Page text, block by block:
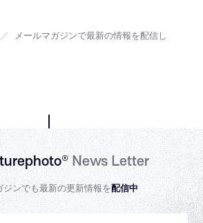
／
メールマガジンで最新の情報を配信し
News Letter
ジンでも最新の更新情報を配信中